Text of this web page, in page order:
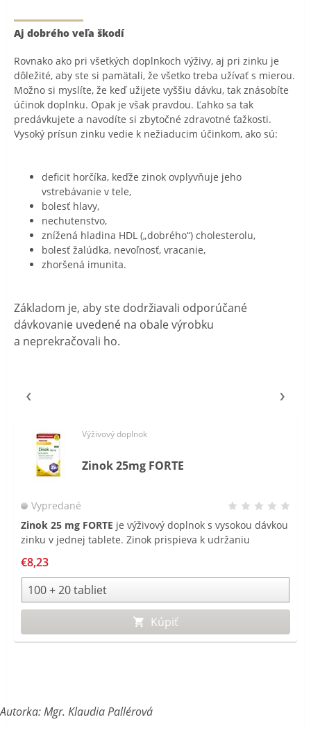
Aj dobrého veľa škodí
Rovnako ako pri všetkých doplnkoch výživy, aj pri zinku je
dôležité, aby ste si pamätali, že všetko treba užívať s mierou.
Možno si myslíte, že keď užijete vyššiu dávku, tak znásobíte
účinok doplnku. Opak je však pravdou. Ľahko sa tak
predávkujete a navodíte si zbytočné zdravotné ťažkosti.
Vysoký prísun zinku vedie k nežiaducim účinkom, ako sú:
deficit horčíka, keďže zinok ovplyvňuje jeho
vstrebávanie v tele,
bolesť hlavy,
nechutenstvo,
znížená hladina HDL („dobrého“) cholesterolu,
bolesť žalúdka, nevoľnosť, vracanie,
zhoršená imunita.
Základom je, aby ste dodržiavali odporúčané
dávkovanie uvedené na obale výrobku
a neprekračovali ho.
Výživový doplnok
Zinok 25mg FORTE
Vypredané
Zinok 25 mg FORTE je výživový doplnok s vysokou dávkou
zinku v jednej tablete. Zinok prispieva k udržaniu
normálnu funkciu imunitného systému.
€8,23
Kúpiť
Autorka: Mgr. Klaudia Pallérová